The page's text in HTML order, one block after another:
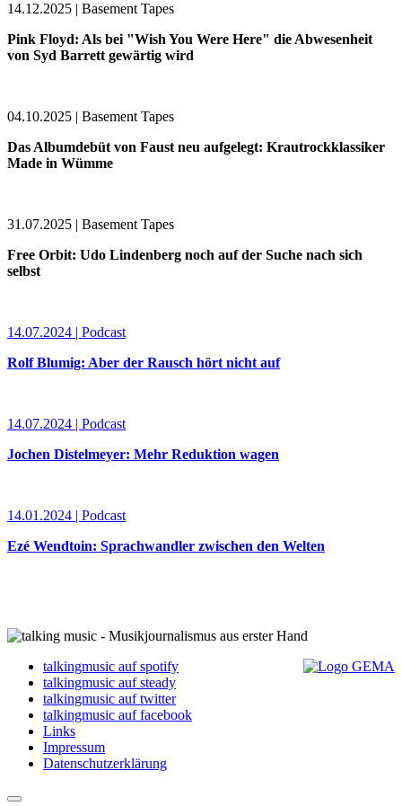
14.12.2025 | Basement Tapes
Pink Floyd: Als bei "Wish You Were Here" die Abwesenheit
von Syd Barrett gewärtig wird
04.10.2025 | Basement Tapes
Das Albumdebüt von Faust neu aufgelegt: Krautrockklassiker
Made in Wümme
31.07.2025 | Basement Tapes
Free Orbit: Udo Lindenberg noch auf der Suche nach sich
selbst
14.07.2024 | Podcast
Rolf Blumig: Aber der Rausch hört nicht auf
14.07.2024 | Podcast
Jochen Distelmeyer: Mehr Reduktion wagen
14.01.2024 | Podcast
Ezé Wendtoin: Sprachwandler zwischen den Welten
talkingmusic auf spotify
talkingmusic auf steady
talkingmusic auf twitter
talkingmusic auf facebook
Links
Impressum
Datenschutzerklärung